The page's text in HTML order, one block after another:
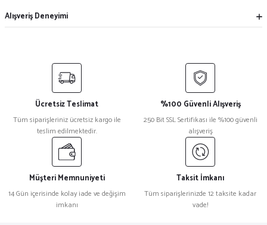
Alışveriş Deneyimi
Ücretsiz Teslimat
Tüm siparişleriniz ücretsiz kargo ile
teslim edilmektedir.
%100 Güvenli Alışveriş
250 Bit SSL Sertifikası ile %100 güvenli
alışveriş
Müşteri Memnuniyeti
14 Gün içerisinde kolay iade ve değişim
imkanı
Taksit İmkanı
Tüm siparişlerinizde 12 taksite kadar
vade!